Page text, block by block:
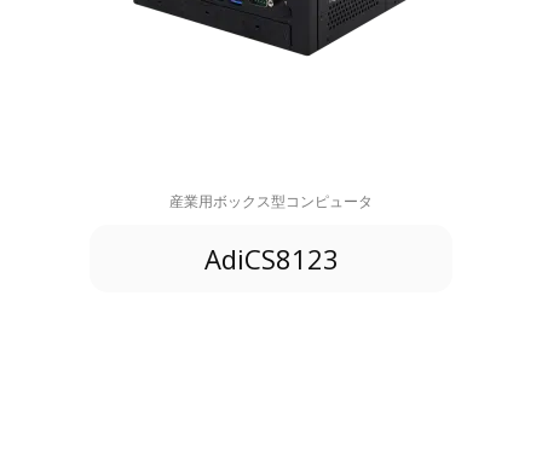
産業用ボックス型コンピュータ
AdiCS8123